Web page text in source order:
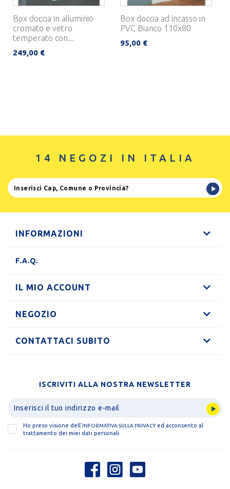
Box doccia in alluminio
cromato e vetro
temperato con...
249,00 €
Box doccia ad incasso in
PVC Bianco 110x80
95,00 €
14 NEGOZI IN ITALIA
INFORMAZIONI
F.A.Q.
IL MIO ACCOUNT
NEGOZIO
CONTATTACI SUBITO
ISCRIVITI ALLA NOSTRA NEWSLETTER
Ho preso visione dell' INFORMATIVA SULLA PRIVACYed acconsento al
trattamento dei miei dati personali